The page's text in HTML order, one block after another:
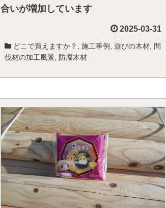
合いが増加しています
2025-03-31
どこで買えますか？ 施工事例 遊びの木材
間
伐材の加工風景 防腐木材